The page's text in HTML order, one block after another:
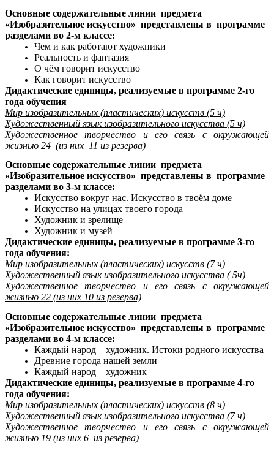
Основные содержательные линии предмета
«Изобразительное искусство» представлены в программе
разделами во 2-м классе:
Чем и как работают художники
Реальность и фантазия
О чём говорит искусство
Как говорит искусство
Дидактические единицы, реализуемые в программе 2-го
года обучения
Мир изобразительных (пластических) искусств (5 ч)
Художественный язык изобразительного искусства (5 ч)
Художественное творчество и его связь с окружающей
жизнью 24 (из них 11 из резерва)
Основные содержательные линии предмета
«Изобразительное искусство» представлены в программе
разделами во 3-м классе:
Искусство вокруг нас. Искусство в твоём доме
Искусство на улицах твоего города
Художник и зрелище
Художник и музей
Дидактические единицы, реализуемые в программе 3-го
года обучения:
Мир изобразительных (пластических) искусств (7 ч)
Художественный язык изобразительного искусства ( 5ч)
Художественное творчество и его связь с окружающей
жизнью 22 (из них 10 из резерва)
Основные содержательные линии предмета
«Изобразительное искусство» представлены в программе
разделами во 4-м классе:
Каждый народ – художник. Истоки родного искусства
Древние города нашей земли
Каждый народ – художник
Дидактические единицы, реализуемые в программе 4-го
года обучения:
Мир изобразительных (пластических) искусств (8 ч)
Художественный язык изобразительного искусства (7 ч)
Художественное творчество и его связь с окружающей
жизнью 19 (из них 6 из резерва)